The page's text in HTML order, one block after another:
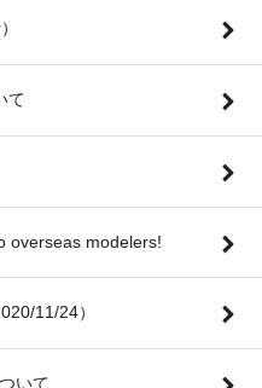
て
overseas modelers!
11/24）
いて